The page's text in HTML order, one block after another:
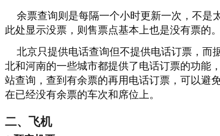
余票查询则是每隔一个小时更新一次，不是
此处显示没票，则售票点基本上也是没有票的
北京只提供电话查询但不提供电话订票，而
北和河南的一些城市都提供了电话订票的功能
站查询，查到有余票的再用电话订票，可以避
在已经没有余票的车次和席位上。
二、飞机